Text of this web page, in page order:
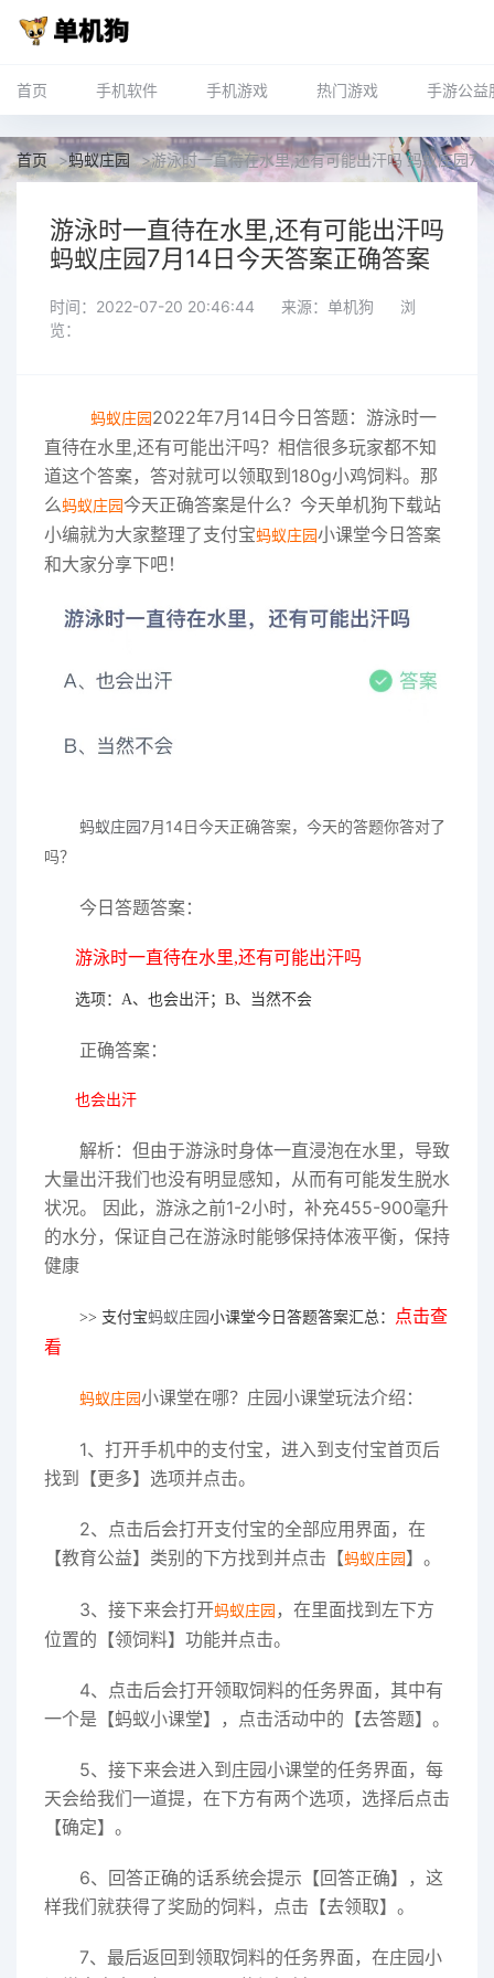
首页 手机软件 手机游戏 热门游戏 手游公益
首页 >蚂蚁庄园 >游泳时一直待在水里,还有可能出汗吗 蚂蚁庄园7
游泳时一直待在水里,还有可能出汗吗
蚂蚁庄园7月14日今天答案正确答案
时间：2022-07-20 20:46:44 来源：单机狗
浏
览：
蚂蚁庄园2022年7月14日今日答题：游泳时一
直待在水里,还有可能出汗吗？相信很多玩家都不知
道这个答案，答对就可以领取到180g小鸡饲料。那
么蚂蚁庄园今天正确答案是什么？今天单机狗下载站
小编就为大家整理了支付宝蚂蚁庄园小课堂今日答案
和大家分享下吧！
蚂蚁庄园7月14日今天正确答案，今天的答题你答对了
吗？
今日答题答案：
游泳时一直待在水里,还有可能出汗吗
选项：A、也会出汗；B、当然不会
正确答案：
也会出汗
解析：但由于游泳时身体一直浸泡在水里，导致
大量出汗我们也没有明显感知，从而有可能发生脱水
状况。 因此，游泳之前1-2小时，补充455-900毫升
的水分，保证自己在游泳时能够保持体液平衡，保持
健康
>> 支付宝蚂蚁庄园小课堂今日答题答案汇总：
点击查
看
蚂蚁庄园小课堂在哪？庄园小课堂玩法介绍：
1、打开手机中的支付宝，进入到支付宝首页后
找到【更多】选项并点击。
2、点击后会打开支付宝的全部应用界面，在
【教育公益】类别的下方找到并点击【蚂蚁庄园】。
3、接下来会打开蚂蚁庄园 ，在里面找到左下方
位置的【领饲料】功能并点击。
4、点击后会打开领取饲料的任务界面，其中有
一个是【蚂蚁小课堂】，点击活动中的【去答题】。
5、接下来会进入到庄园小课堂的任务界面，每
天会给我们一道提，在下方有两个选项，选择后点击
【确定】。
6、回答正确的话系统会提示【回答正确】，这
样我们就获得了奖励的饲料，点击【去领取】。
7、最后返回到领取饲料的任务界面，在庄园小